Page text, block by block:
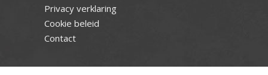
Privacy verklaring
Cookie beleid
Contact